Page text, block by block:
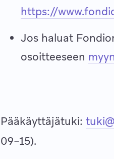
https://
Jos haluat
osoitteeseen
Pääkäyttäjätuki:
09–15).